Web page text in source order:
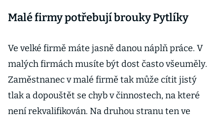
Malé firmy potřebují brouky Pytlíky
Ve velké firmě máte jasně danou náplň práce. V
malých firmách musíte být dost často všeuměly.
Zaměstnanec v malé firmě tak může cítit jistý
tlak a dopouštět se chyb v činnostech, na které
není rekvalifikován. Na druhou stranu ten ve